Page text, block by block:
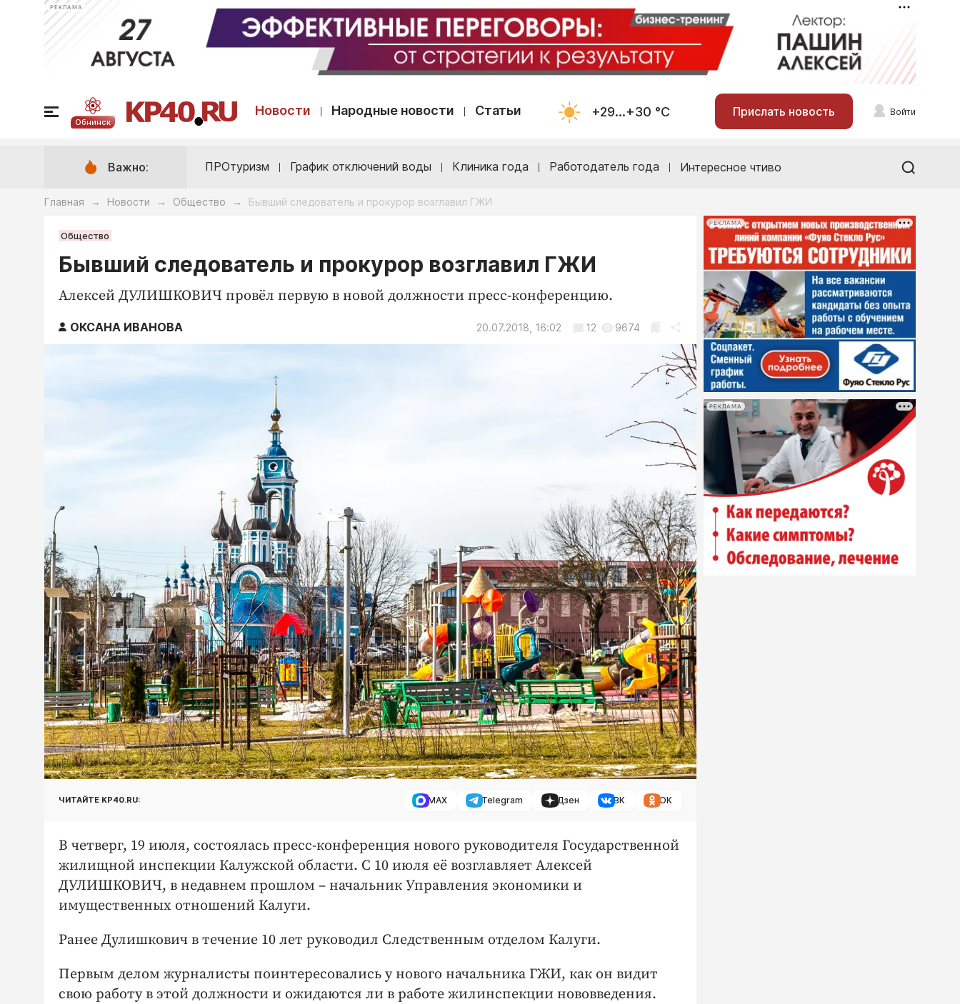
РЕКЛАМА
Обнинск
Новости Народные новости Статьи +29...+30 °С Прислать новость Войти
Важно: ПРОтуризм График отключений воды Клиника года Работодатель года Интересное чтиво
Главная → Новости → Общество → Бывший следователь и прокурор возглавил ГЖИ
Общество
Бывший следователь и прокурор возглавил ГЖИ
Алексей ДУЛИШКОВИЧ провёл первую в новой должности пресс-конференцию.
ОКСАНА ИВАНОВА 20.07.2018, 16:02 12 9674
ЧИТАЙТЕ KP40.RU: MAX Telegram Дзен ВК ОК
В четверг, 19 июля, состоялась пресс-конференция нового руководителя Государственной
жилищной инспекции Калужской области. С 10 июля её возглавляет Алексей
ДУЛИШКОВИЧ, в недавнем прошлом – начальник Управления экономики и
имущественных отношений Калуги.
Ранее Дулишкович в течение 10 лет руководил Следственным отделом Калуги.
Первым делом журналисты поинтересовались у нового начальника ГЖИ, как он видит
свою работу в этой должности и ожидаются ли в работе жилинспекции нововведения.
РЕКЛАМА
РЕКЛАМА